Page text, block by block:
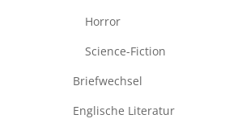
Horror
Science-Fiction
Briefwechsel
Englische Literatur